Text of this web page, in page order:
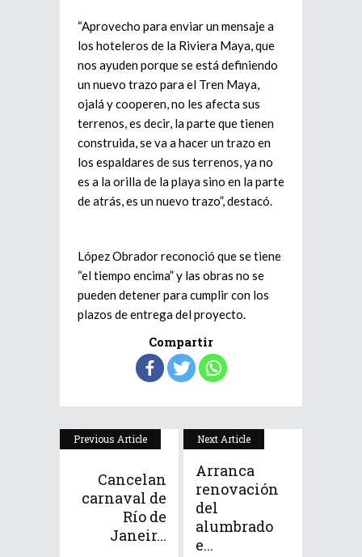
“Aprovecho para enviar un mensaje a
los hoteleros de la Riviera Maya, que
nos ayuden porque se está definiendo
un nuevo trazo para el Tren Maya,
ojalá y cooperen, no les afecta sus
terrenos, es decir, la parte que tienen
construida, se va a hacer un trazo en
los espaldares de sus terrenos, ya no
es a la orilla de la playa sino en la parte
de atrás, es un nuevo trazo”, destacó.
López Obrador reconoció que se tiene
“el tiempo encima” y las obras no se
pueden detener para cumplir con los
plazos de entrega del proyecto.
Compartir
Previous Article
Cancelan
carnaval de
Río de
Janeir...
Next Article
Arranca
renovación
del
alumbrado
e...